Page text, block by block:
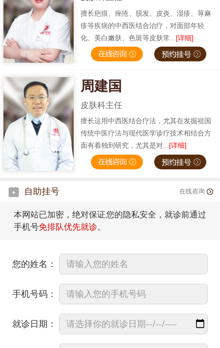
擅长疤痕、痤疮、脱发、皮炎、湿疹、荨麻
疹等疾病的中西医结合治疗，对面部年轻
化、美白嫩肤、色斑等皮肤常... [详细]
周建国
皮肤科主任
擅长运用中西医结合疗法，尤其在发掘祖国
传统中医疗法与现代医学诊疗技术相结合方
面有着独到研究，尤其是对...[详细]
自助挂号 在线咨询
本网站已加密，绝对保证您的隐私安全，就诊前通过
手机号免排队优先就诊。
您的姓名：
手机号码：
就诊日期：